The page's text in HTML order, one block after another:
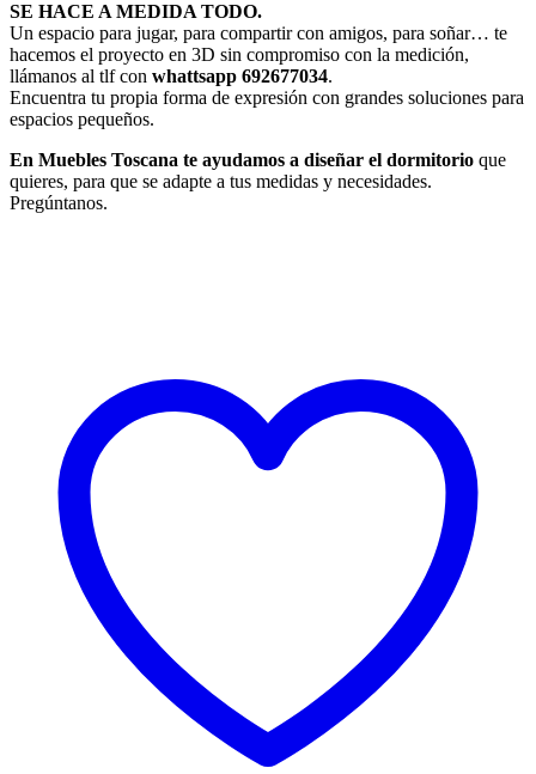
SE HACE A MEDIDA TODO.
Un espacio para jugar, para compartir con amigos, para soñar… te
hacemos el proyecto en 3D sin compromiso con la medición,
llámanos al tlf con whattsapp 692677034.
Encuentra tu propia forma de expresión con grandes soluciones para
espacios pequeños.
En Muebles Toscana te ayudamos a diseñar el dormitorio que
quieres, para que se adapte a tus medidas y necesidades.
Pregúntanos.